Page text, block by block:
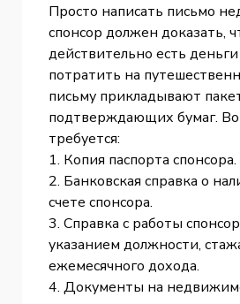
Просто написать письмо
спонсор должен доказать,
действительно есть
потратить на
письму прикладывают
подтверждающих бумаг.
требуется:
1. Копия паспорта спонсора.
2. Банковская справка о
счете спонсора.
3. Справка с работы
указанием должности,
ежемесячного дохода.
4. Документы на